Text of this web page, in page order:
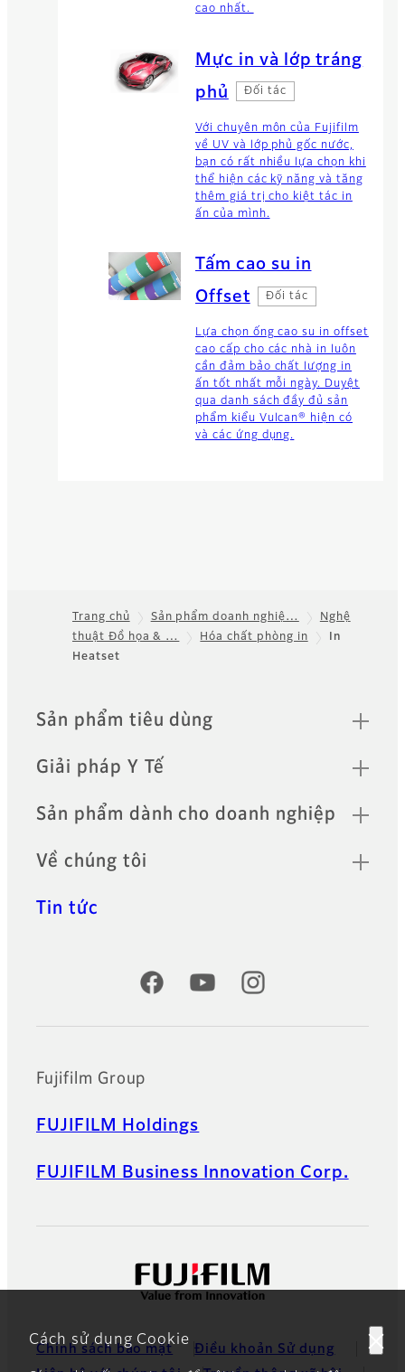
Cách sử dụng Cookie
cao nhất.
Mực in và lớp tráng
phủ
Đối tác
Với chuyên môn của Fujifilm
về UV và lớp phủ gốc nước,
bạn có rất nhiều lựa chọn khi
thể hiện các kỹ năng và tăng
thêm giá trị cho kiệt tác in
ấn của mình.
Tấm cao su in
Offset
Đối tác
Lựa chọn ống cao su in offset
cao cấp cho các nhà in luôn
cần đảm bảo chất lượng in
ấn tốt nhất mỗi ngày. Duyệt
qua danh sách đầy đủ sản
phẩm kiểu Vulcan® hiện có
và các ứng dụng.
Footer
Trang chủ Sản phẩm doanh nghiệ…
Nghệ
thuật Đồ họa & …
Hóa chất phòng in
In
Heatset
Quick Links
Sản phẩm tiêu dùng
Giải pháp Y Tế
Sản phẩm dành cho doanh nghiệp
Về chúng tôi
Tin tức
Official Social Media Accounts
Fujifilm Group
FUJIFILM Holdings
FUJIFILM Business Innovation Corp.
Chính sách bảo mật
Điều khoản Sử dụng